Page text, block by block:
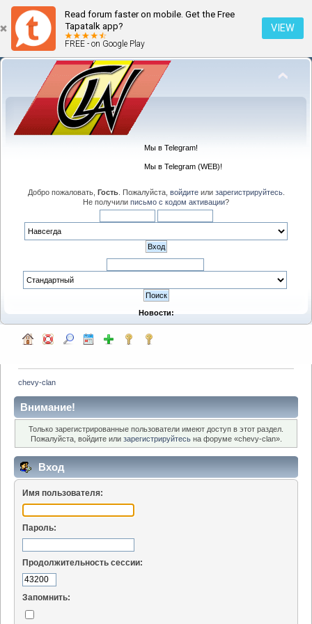
Read forum faster on mobile. Get the Free
Tapatalk app?
FREE - on Google Play
VIEW
Мы в Telegram!
Мы в Telegram (WEB)!
Добро пожаловать, Гость. Пожалуйста, войдитеили зарегистрируйтесь.
Не получили письмо с кодом активации?
Новости:
chevy-clan
Внимание!
Только зарегистрированные пользователи имеют доступ в этот раздел.
Пожалуйста, войдите или зарегистрируйтесьна форуме «chevy-clan».
Вход
Имя пользователя:
Пароль:
Продолжительность сессии:
Запомнить: